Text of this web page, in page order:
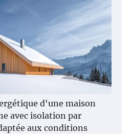
d'une maison
avec isolation par
aux conditions